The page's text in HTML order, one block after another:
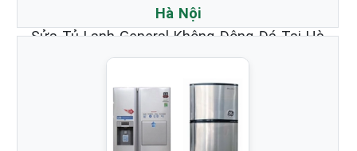
Hà Nội
Sửa Tủ Lạnh General Không Đông Đá Tại Hà
Nội _ Chuyên nhận Bảo Hành & Sửa Chữa
Tủ Lạnh Hãng General chất lượng nhất.
Xem chi tiết...